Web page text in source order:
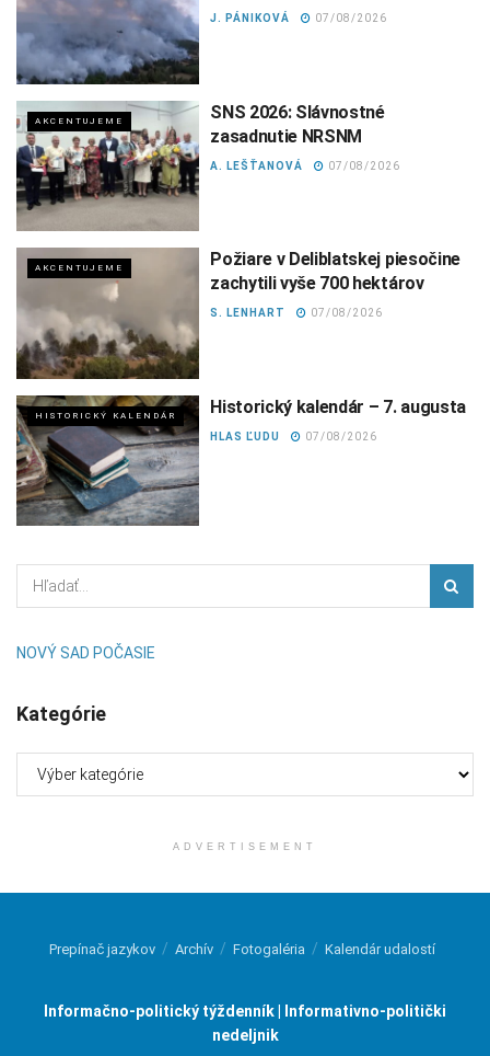
J. PÁNIKOVÁ 07/08/2026
AKCENTUJEME
SNS 2026: Slávnostné
zasadnutie NRSNM
A. LEŠŤANOVÁ 07/08/2026
AKCENTUJEME
Požiare v Deliblatskej piesočine
zachytili vyše 700 hektárov
S. LENHART 07/08/2026
HISTORICKÝ KALENDÁR Historický kalendár – 7. augusta
HLAS ĽUDU 07/08/2026
NOVÝ SAD POČASIE
Kategórie
ADVERTISEMENT
Prepínač jazykov Archív Fotogaléria Kalendár udalostí
Informačno-politický týždenník | Informativno-politički
nedeljnik